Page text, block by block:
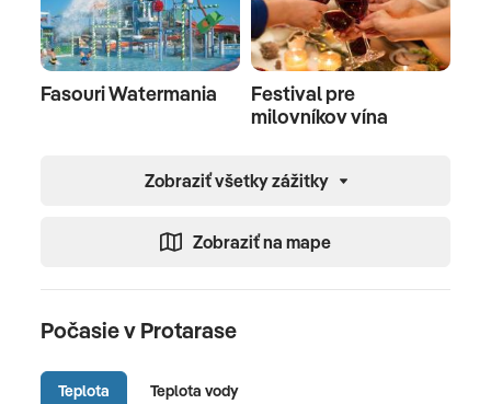
Fasouri Watermania
Festival pre
milovníkov vína
Zobraziť všetky zážitky
Zobraziť na mape
Počasie v Protarase
Teplota Teplota vody